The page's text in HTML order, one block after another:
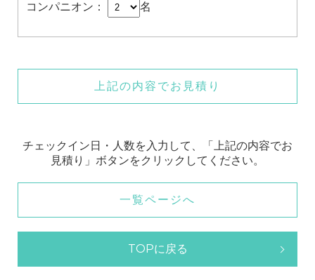
コンパニオン：
名
上記の内容でお見積り
チェックイン日・人数を入力して、「上記の内容でお
見積り」ボタンをクリックしてください。
一覧ページへ
TOPに戻る